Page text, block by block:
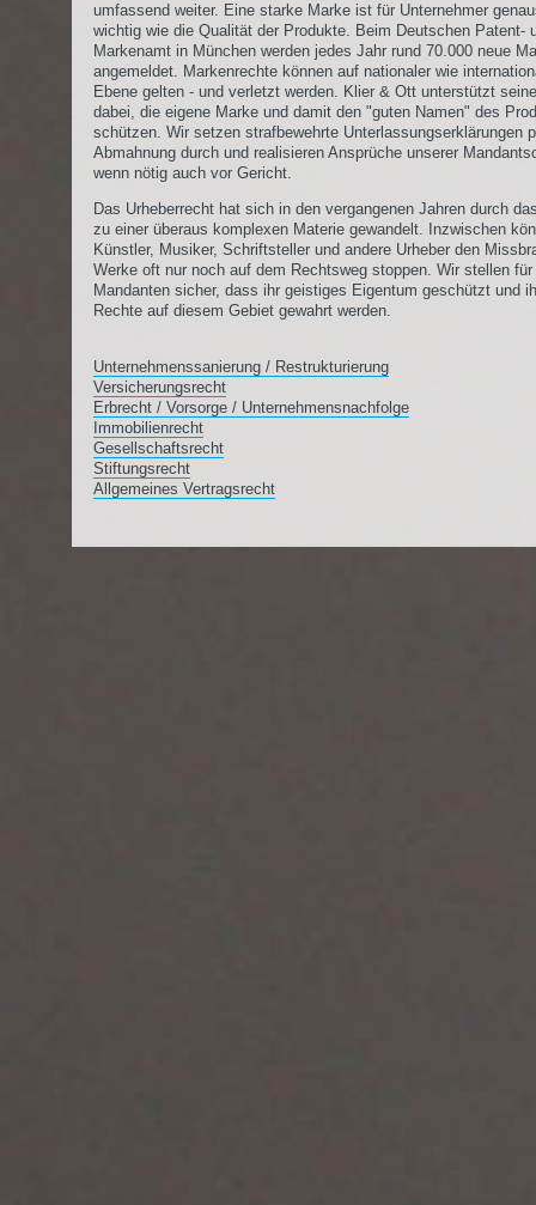
umfassend weiter. Eine starke Marke ist für Unternehmer
wichtig wie die Qualität der Produkte. Beim Deutschen Patent-
Markenamt in München werden jedes Jahr rund 70.000 neue
angemeldet. Markenrechte können auf nationaler wie
Ebene gelten - und verletzt werden. Klier & Ott unterstützt
dabei, die eigene Marke und damit den "guten Namen" des
schützen. Wir setzen strafbewehrte Unterlassungserklärungen
Abmahnung durch und realisieren Ansprüche unserer
wenn nötig auch vor Gericht.
Das Urheberrecht hat sich in den vergangenen Jahren durch
zu einer überaus komplexen Materie gewandelt. Inzwischen
Künstler, Musiker, Schriftsteller und andere Urheber den
Werke oft nur noch auf dem Rechtsweg stoppen. Wir stellen für
Mandanten sicher, dass ihr geistiges Eigentum geschützt und
Rechte auf diesem Gebiet gewahrt werden.
Unternehmenssanierung / Restrukturierung
Versicherungsrecht
Erbrecht / Vorsorge / Unternehmensnachfolge
Immobilienrecht
Gesellschaftsrecht
Stiftungsrecht
Allgemeines Vertragsrecht